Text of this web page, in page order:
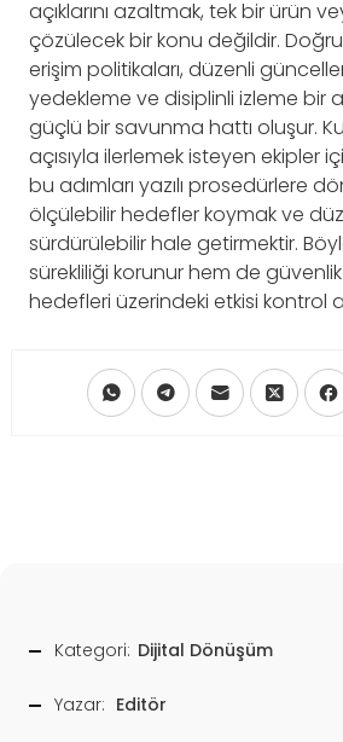
açıklarını azaltmak, tek bir ürün
çözülecek bir konu değildir. Doğru
erişim politikaları, düzenli
yedekleme ve disiplinli izleme bir
güçlü bir savunma hattı oluşur.
açısıyla ilerlemek isteyen ekipler
bu adımları yazılı prosedürlere
ölçülebilir hedefler koymak ve
sürdürülebilir hale getirmektir.
sürekliliği korunur hem de güvenlik
hedefleri üzerindeki etkisi kontrol
Kategori: Dijital Dönüşüm
Yazar: Editör